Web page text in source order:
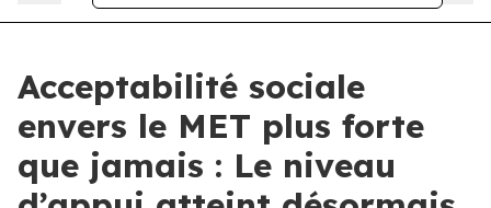
Acceptabilité sociale
envers le MET plus forte
que jamais : Le niveau